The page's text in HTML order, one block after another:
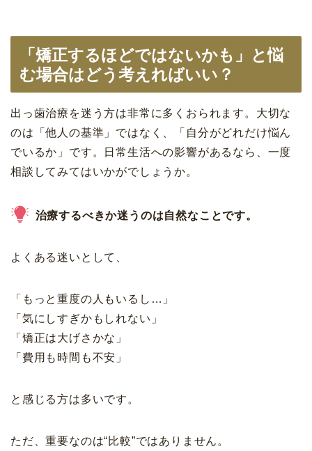
「矯正するほどではないかも」と悩
む場合はどう考えればいい？
出っ歯治療を迷う方は非常に多くおられます。大切な
のは「他人の基準」ではなく、「自分がどれだけ悩ん
でいるか」です。日常生活への影響があるなら、一度
相談してみてはいかがでしょうか。
治療するべきか迷うのは自然なことです。
よくある迷いとして、
「もっと重度の人もいるし…」
「気にしすぎかもしれない」
「矯正は大げさかな」
「費用も時間も不安」
と感じる方は多いです。
ただ、重要なのは“比較”ではありません。